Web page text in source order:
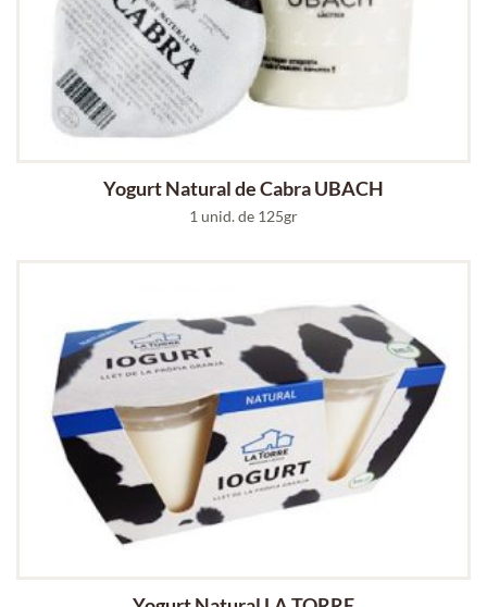
Yogurt Natural de Cabra UBACH
1 unid. de 125gr